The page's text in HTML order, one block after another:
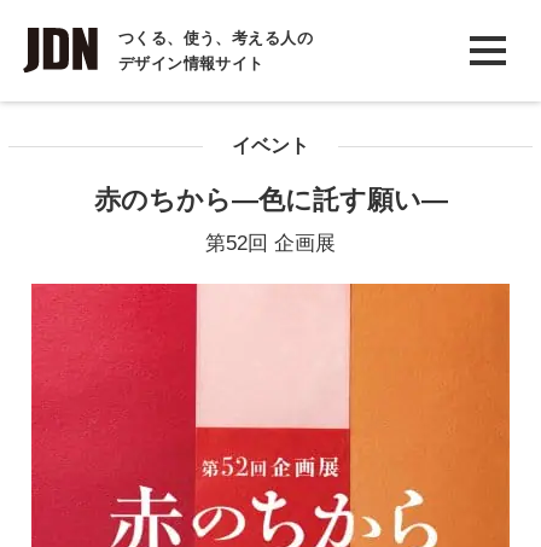
つくる、使う、考える人の
デザイン情報サイト
INTERVIEW
インタビュー
イベント
赤のちから―色に託す願い―
第52回 企画展